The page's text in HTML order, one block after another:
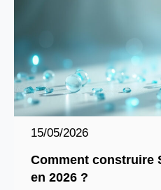
15/05/2026
Comment construire
en 2026 ?